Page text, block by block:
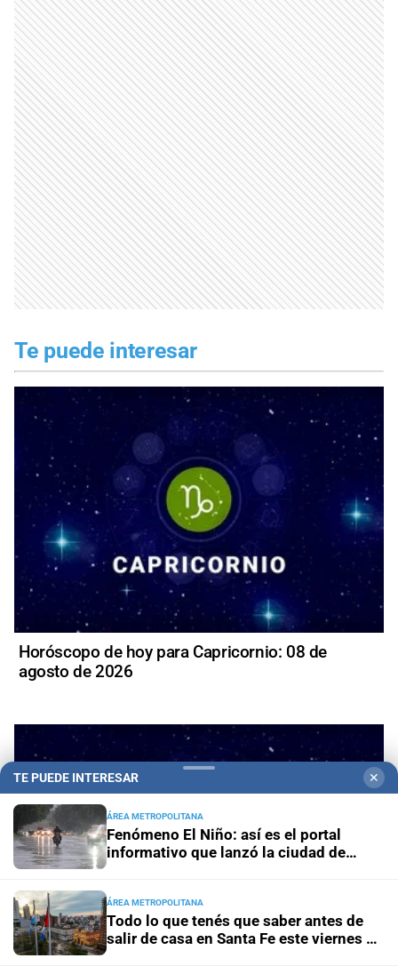
Te puede interesar
Horóscopo de hoy para Capricornio: 08 de
agosto de 2026
TE PUEDE INTERESAR ✕
ÁREA METROPOLITANA
Fenómeno El Niño: así es el portal
informativo que lanzó la ciudad de
ÁREA METROPOLITANA
Todo lo que tenés que saber antes de
salir de casa en Santa Fe este viernes 7